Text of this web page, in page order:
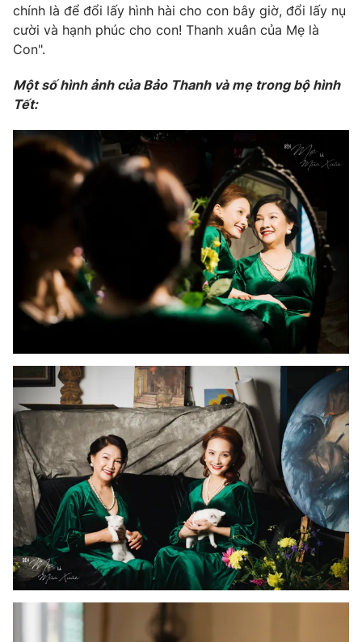
chính là để đổi lấy hình hài cho con bây giờ, đổi lấy nụ
cười và hạnh phúc cho con! Thanh xuân của Mẹ là
Con".
Một số hình ảnh của Bảo Thanh và mẹ trong bộ hình
Tết: